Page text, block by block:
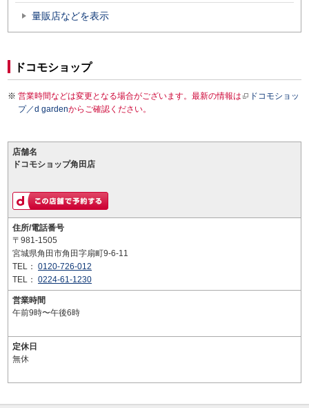
量販店などを表示
ドコモショップ
営業時間などは変更となる場合がございます。最新の情報は
ドコモショッ
プ／d gardenからご確認ください。
店舗名
ドコモショップ角田店
住所/電話番号
〒981-1505
宮城県角田市角田字扇町9-6-11
TEL： 0120-726-012
TEL： 0224-61-1230
営業時間
午前9時〜午後6時
定休日
無休